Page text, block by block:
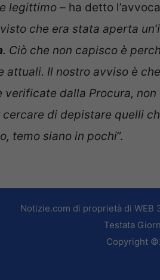
legittimo – ha detto
che era stata aperta
. Ciò che non capisco è
attuali. Il nostro avviso è
verificate dalla Procura,
cercare di depistare quelli
temo siano in pochi”.
Notizie.com di proprietà di WEB
Testata
Copyright